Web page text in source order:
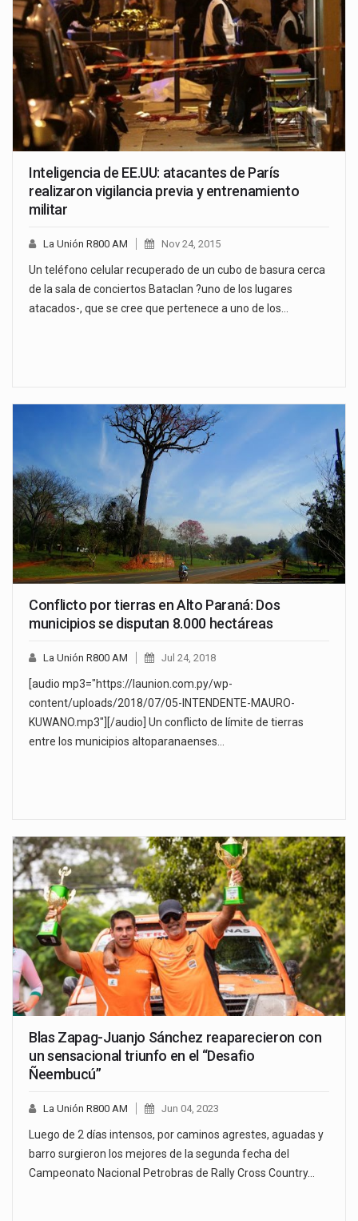
Inteligencia de EE.UU: atacantes de París
realizaron vigilancia previa y entrenamiento
militar
La Unión R800 AM Nov 24, 2015
Un teléfono celular recuperado de un cubo de basura cerca
de la sala de conciertos Bataclan ?uno de los lugares
atacados-, que se cree que pertenece a uno de los…
Conflicto por tierras en Alto Paraná: Dos
municipios se disputan 8.000 hectáreas
La Unión R800 AM Jul 24, 2018
[audio mp3="https://launion.com.py/wp-
content/uploads/2018/07/05-INTENDENTE-MAURO-
KUWANO.mp3"][/audio] Un conflicto de límite de tierras
entre los municipios altoparanaenses…
Blas Zapag-Juanjo Sánchez reaparecieron con
un sensacional triunfo en el “Desafio
Ñeembucú”
La Unión R800 AM Jun 04, 2023
Luego de 2 días intensos, por caminos agrestes, aguadas y
barro surgieron los mejores de la segunda fecha del
Campeonato Nacional Petrobras de Rally Cross Country…